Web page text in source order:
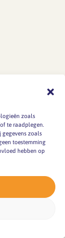
zoals
te raadplegen.
gegevens zoals
toestemming
hebben op